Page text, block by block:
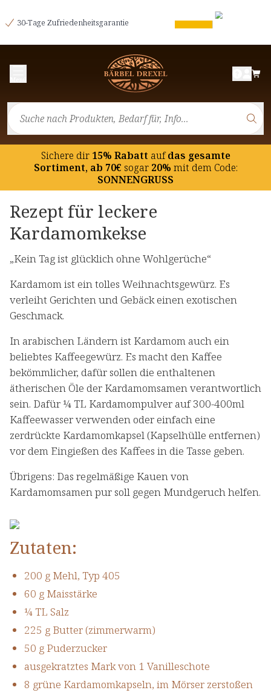
30-Tage Zufriedenheitsgarantie
Sichere dir15% Rabatt aufdas gesamte
Sortiment, ab 70€ sogar20% mit dem Code:
SONNENGRUSS
Rezept für leckere
Kardamomkekse
„Kein Tag ist glücklich ohne Wohlgerüche“
Kardamom ist ein tolles Weihnachtsgewürz. Es
verleiht Gerichten und Gebäck einen exotischen
Geschmack.
In arabischen Ländern ist Kardamom auch ein
beliebtes Kaffeegewürz. Es macht den Kaffee
bekömmlicher, dafür sollen die enthaltenen
ätherischen Öle der Kardamomsamen verantwortlich
sein. Dafür ¼ TL Kardamompulver auf 300-400ml
Kaffeewasser verwenden oder einfach eine
zerdrückte Kardamomkapsel (Kapselhülle entfernen)
vor dem Eingießen des Kaffees in die Tasse geben.
Übrigens: Das regelmäßige Kauen von
Kardamomsamen pur soll gegen Mundgeruch helfen.
Zutaten:
200 g Mehl, Typ 405
60 g Maisstärke
¼ TL Salz
225 g Butter (zimmerwarm)
50 g Puderzucker
ausgekratztes Mark von 1 Vanilleschote
8 grüne Kardamomkapseln, im Mörser zerstoßen